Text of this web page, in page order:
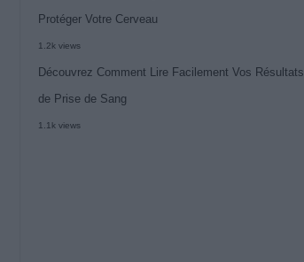
Protéger Votre Cerveau
1.2k views
Découvrez Comment Lire Facilement Vos Résultats
de Prise de Sang
1.1k views